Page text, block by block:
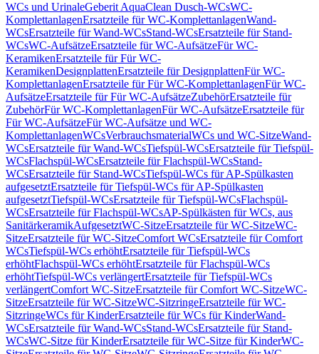
WCs und UrinaleGeberit AquaClean Dusch-WCsWC-
KomplettanlagenErsatzteile für WC-KomplettanlagenWand-
WCsErsatzteile für Wand-WCsStand-WCsErsatzteile für Stand-
WCsWC-AufsätzeErsatzteile für WC-AufsätzeFür WC-
KeramikenErsatzteile für Für WC-
KeramikenDesignplattenErsatzteile für DesignplattenFür WC-
KomplettanlagenErsatzteile für Für WC-KomplettanlagenFür WC-
AufsätzeErsatzteile für Für WC-AufsätzeZubehörErsatzteile für
ZubehörFür WC-KomplettanlagenFür WC-AufsätzeErsatzteile für
Für WC-AufsätzeFür WC-Aufsätze und WC-
KomplettanlagenWCsVerbrauchsmaterialWCs und WC-SitzeWand-
WCsErsatzteile für Wand-WCsTiefspül-WCsErsatzteile für Tiefspül-
WCsFlachspül-WCsErsatzteile für Flachspül-WCsStand-
WCsErsatzteile für Stand-WCsTiefspül-WCs für AP-Spülkasten
aufgesetztErsatzteile für Tiefspül-WCs für AP-Spülkasten
aufgesetztTiefspül-WCsErsatzteile für Tiefspül-WCsFlachspül-
WCsErsatzteile für Flachspül-WCsAP-Spülkästen für WCs, aus
SanitärkeramikAufgesetztWC-SitzeErsatzteile für WC-SitzeWC-
SitzeErsatzteile für WC-SitzeComfort WCsErsatzteile für Comfort
WCsTiefspül-WCs erhöhtErsatzteile für Tiefspül-WCs
erhöhtFlachspül-WCs erhöhtErsatzteile für Flachspül-WCs
erhöhtTiefspül-WCs verlängertErsatzteile für Tiefspül-WCs
verlängertComfort WC-SitzeErsatzteile für Comfort WC-SitzeWC-
SitzeErsatzteile für WC-SitzeWC-SitzringeErsatzteile für WC-
SitzringeWCs für KinderErsatzteile für WCs für KinderWand-
WCsErsatzteile für Wand-WCsStand-WCsErsatzteile für Stand-
WCsWC-Sitze für KinderErsatzteile für WC-Sitze für KinderWC-